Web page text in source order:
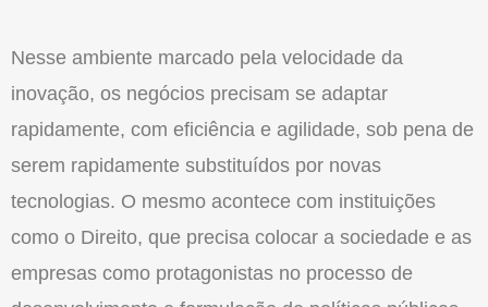
Nesse ambiente marcado pela velocidade da
inovação, os negócios precisam se adaptar
rapidamente, com eficiência e agilidade, sob pena de
serem rapidamente substituídos por novas
tecnologias. O mesmo acontece com instituições
como o Direito, que precisa colocar a sociedade e as
empresas como protagonistas no processo de